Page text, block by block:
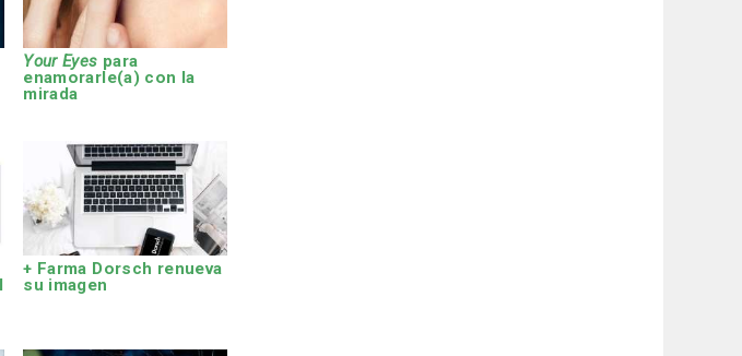
Your Eyes para
enamorarle(a) con la
mirada
+ Farma Dorsch renueva
su imagen